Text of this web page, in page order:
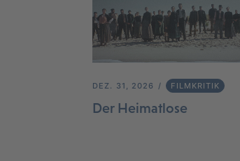
DEZ. 31, 2026 FILMKRITIK
Der Heimatlose